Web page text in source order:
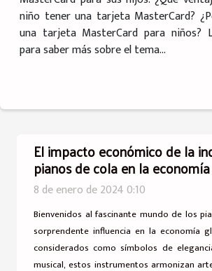
niño tener una tarjeta MasterCard?
una tarjeta MasterCard para niños?
para saber más sobre el tema...
El impacto económico de la
pianos de cola en la
8 de enero de 2024 0:10
Bienvenidos al fascinante mundo de los
sorprendente influencia en la economía
considerados como símbolos de
musical, estos instrumentos armonizan
Previous